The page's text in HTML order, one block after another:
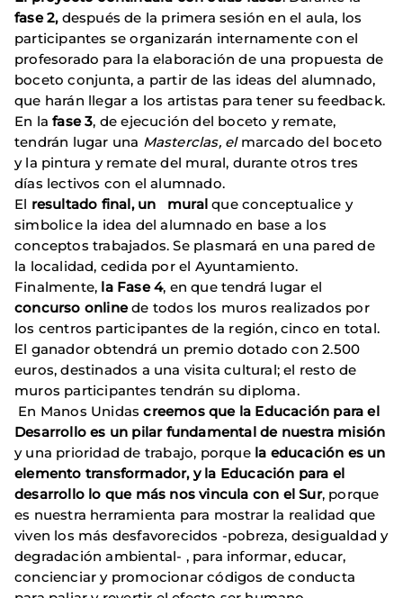
fase 2, después de la primera sesión en el aula, los
participantes se organizarán internamente con el
profesorado para la elaboración de una propuesta de
boceto conjunta, a partir de las ideas del alumnado,
que harán llegar a los artistas para tener su feedback.
En lafase 3, de ejecución del boceto y remate,
tendrán lugar una Masterclas, el marcado del boceto
y la pintura y remate del mural, durante otros tres
días lectivos con el alumnado.
El resultado final, un mural que conceptualice y
simbolice la idea del alumnado en base a los
conceptos trabajados. Se plasmará en una pared de
la localidad, cedida por el Ayuntamiento.
Finalmente, la Fase 4, en que tendrá lugar el
concurso onlinede todos los muros realizados por
los centros participantes de la región, cinco en total.
El ganador obtendrá un premio dotado con 2.500
euros, destinados a una visita cultural; el resto de
muros participantes tendrán su diploma.
En Manos Unidascreemos que la Educación para el
Desarrollo es un pilar fundamental de nuestra misión
y una prioridad de trabajo, porque la educación es un
elemento transformador, y la Educación para el
desarrollo lo que más nos vincula con el Sur, porque
es nuestra herramienta para mostrar la realidad que
viven los más desfavorecidos -pobreza, desigualdad y
degradación ambiental- , para informar, educar,
concienciar y promocionar códigos de conducta